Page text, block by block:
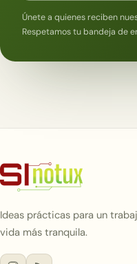
Únete a quienes reciben
Respetamos tu bandeja de
Ideas prácticas para un
vida más tranquila.